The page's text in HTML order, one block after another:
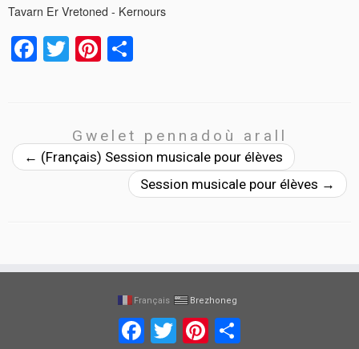
Tavarn Er Vretoned - Kernours
F
o
o
T
er
Pi
es
t
e
Gwelet pennadoù arall
← (Français) Session musicale pour élèves
Session musicale pour élèves →
Français Brezhoneg
FacebookTwitter Pinterest